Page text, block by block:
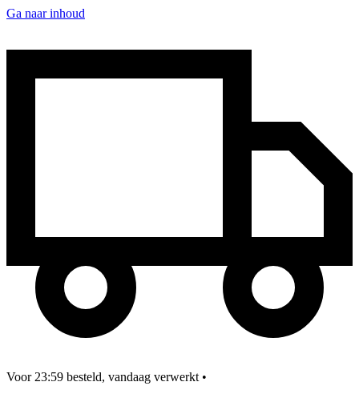
Ga naar inhoud
Voor 23:59 besteld, vandaag verwerkt •